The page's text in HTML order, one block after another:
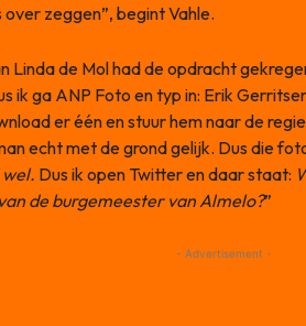
zeggen”, begint Vahle.
Linda de Mol had de opdracht
ik ga ANP Foto en typ in: Erik
er één en stuur hem naar de
echt met de grond gelijk. Dus die
Dus ik open Twitter en daar staat:
de burgemeester van Almelo?”
- Advertisement -